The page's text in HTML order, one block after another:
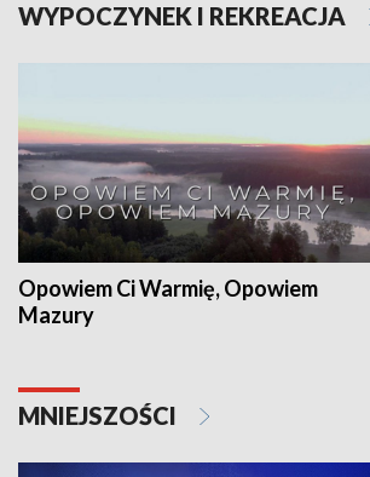
WYPOCZYNEK I REKREACJA
Opowiem Ci Warmię, Opowiem
Mazury
MNIEJSZOŚCI